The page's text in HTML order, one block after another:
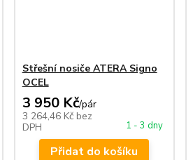
Střešní nosiče ATERA Signo
OCEL
3 950 Kč/pár
3 264,46 Kč bez
DPH
1 - 3 dny
Přidat do košíku